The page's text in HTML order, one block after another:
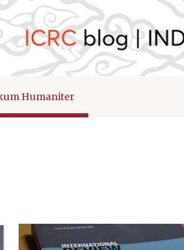
Humaniter